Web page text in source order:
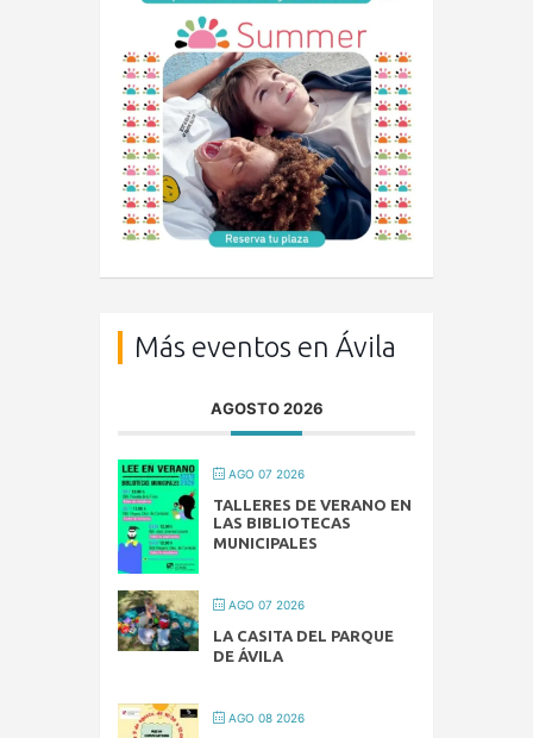
Más eventos en Ávila
AGOSTO 2026
AGO 07 2026
TALLERES DE VERANO EN
LAS BIBLIOTECAS
MUNICIPALES
AGO 07 2026
LA CASITA DEL PARQUE
DE ÁVILA
AGO 08 2026